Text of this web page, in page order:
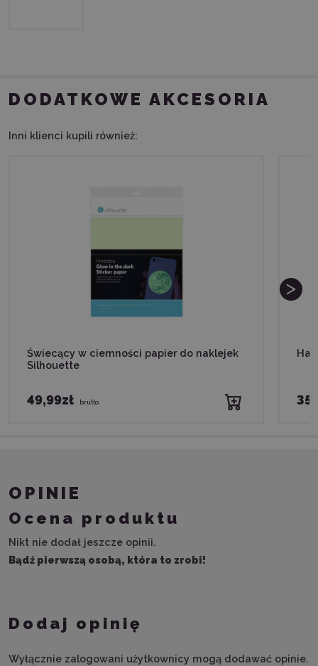
DODATKOWE AKCESORIA
Inni klienci kupili również:
Świecący w ciemności papier do naklejek
Silhouette
49,99zł brutto
OPINIE
Ocena produktu
Nikt nie dodał jeszcze opinii.
Bądź pierwszą osobą, która to zrobi!
Dodaj opinię
Wyłącznie zalogowani użytkownicy mogą dodawać opinie.